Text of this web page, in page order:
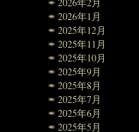
2026年1月
2025年12月
2025年11月
2025年10月
2025年9月
2025年8月
2025年7月
2025年6月
2025年5月